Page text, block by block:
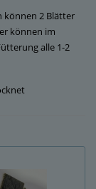
können 2 Blätter
können im
alle 1-2